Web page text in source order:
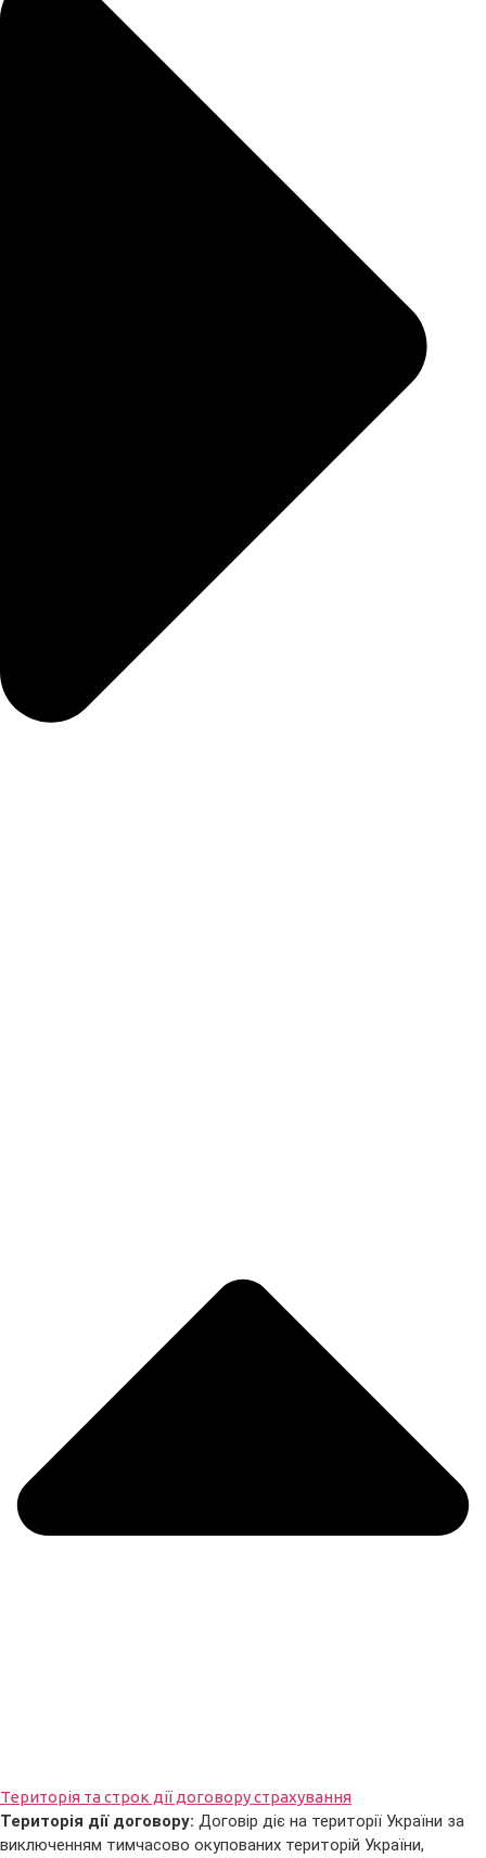
Територія та строк дії договору страхування
Територія дії договору: Договір діє на території України за
виключенням тимчасово окупованих територій України,